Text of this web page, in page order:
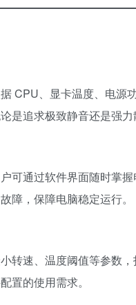
CPU、显卡温度、电源
是追求极致静音还是强
可通过软件界面随时掌
障，保障电脑稳定运行。
转速、温度阈值等参数
置的使用需求。